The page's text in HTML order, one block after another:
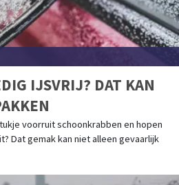
IJSVRIJ? DAT KAN
voorruit schoonkrabben en hopen
Dat gemak kan niet alleen gevaarlijk